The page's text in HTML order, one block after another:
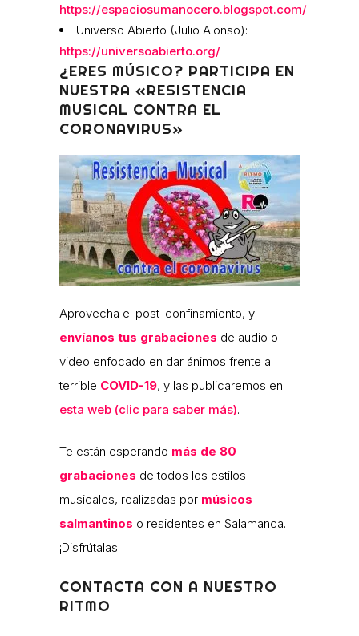
https://espaciosumanocero.blogspot.com/
Universo Abierto (Julio Alonso):
https://universoabierto.org/
¿ERES MÚSICO? PARTICIPA EN
NUESTRA «RESISTENCIA
MUSICAL CONTRA EL
CORONAVIRUS»
Aprovecha el post-confinamiento, y
envíanos tus grabaciones de audio o
video enfocado en dar ánimos frente al
terrible COVID-19, y las publicaremos en:
esta web (clic para saber más).
Te están esperando más de 80
grabaciones de todos los estilos
musicales, realizadas por músicos
salmantinos o residentes en Salamanca.
¡Disfrútalas!
CONTACTA CON A NUESTRO
RITMO